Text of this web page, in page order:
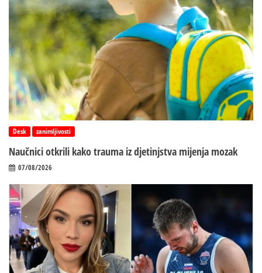
Desk zanimljivosti
Naučnici otkrili kako trauma iz d‌jetinjstva mijenja mozak
07/08/2026